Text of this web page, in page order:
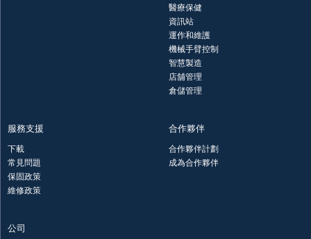
醫療保健
資訊站
運作和維護
機械手臂控制
智慧製造
店舖管理
倉儲管理
服務支援
下載
常見問題
保固政策
維修政策
合作夥伴
合作夥伴計劃
成為合作夥伴
公司